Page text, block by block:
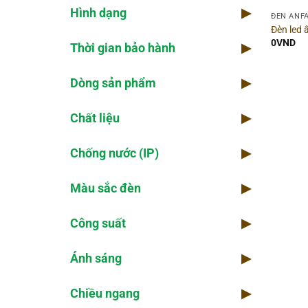
Hình dạng ▶
Thời gian bảo hành ▶
Dòng sản phẩm ▶
Chất liệu ▶
Chống nước (IP) ▶
Màu sắc đèn ▶
Công suất ▶
Ánh sáng ▶
Chiều ngang ▶
ĐÈN
Đèn led
0VND